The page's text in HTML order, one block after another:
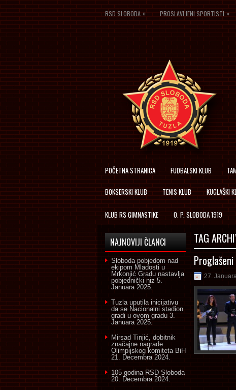
RSD SLOBODA » PROSLAVLJENI SPORTISTI »
POČETNA STRANICA FUDBALSKI KLUB
BOKSERSKI KLUB TENIS KLUB KUGLAŠKI
KLUB RS GIMNASTIKE O. P. SLOBODA 1919
TAG
27.
NAJNOVIJI ČLANCI
Sloboda pobjedom nad
ekipom Mladosti u
Mrkonjić Gradu nastavlja
pobjednički niz 5.
Januara 2025.
Tuzla uputila inicijativu
da se Nacionalni stadion
gradi u ovom gradu 3.
Januara 2025.
Mirsad Tinjić, dobitnik
značajne nagrade
Olimpijskog komiteta BiH
21. Decembra 2024.
105 godina RSD Sloboda
20. Decembra 2024.